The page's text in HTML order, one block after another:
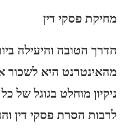
מחיקת פסקי דין
הדרך הטובה והיעילה
מהאינטרנט היא לשכור
ניקיון מוחלט בגוגל של
לרבות הסרת פסקי דין